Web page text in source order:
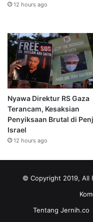
12 hours ago
Nyawa Direktur RS Gaza
Terancam, Kesaksian
Penyiksaan Brutal di
Israel
12 hours ago
© Copyright 2019, All
Tentang Jernih.co